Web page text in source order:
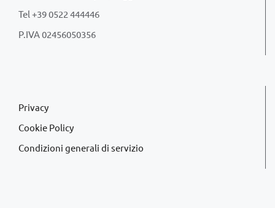
Tel +39 0522 444446
P.IVA 02456050356
Privacy
Cookie Policy
Condizioni generali di servizio